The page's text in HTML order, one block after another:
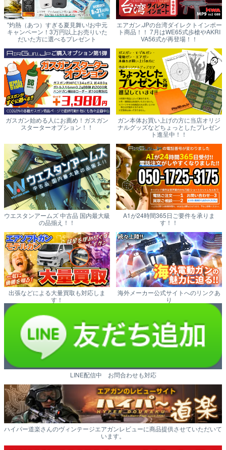
"灼熱（あつ）すぎる夏見舞い!お中元
キャンペーン！3万円以上お売りいた
だいた方に選べるプレゼント
エアガン.JPの台湾ダイレクトインポー
ト商品！！ 7月はWE65式歩槍やAKRI
VA56式が再登場！！
ガスガン始める人にお薦め！ガスガン
スターターオプション！！
ガン本体お買い上げの方に当店オリジ
ナルグッズなどちょっとしたプレゼン
ト進呈中！！
ウエスタンアームズ 中古品 国内最大級
の品揃え！！
A1が24時間365日ご要件を承りま
す！！
出張などによる大量買取も対応しま
す！
海外メーカー公式サイトへのリンクあ
り
LINE配信中 お問合わせも対応
ハイパー道楽さんのヴィンテージエアガンレビューに商品提供させていただいて
います。